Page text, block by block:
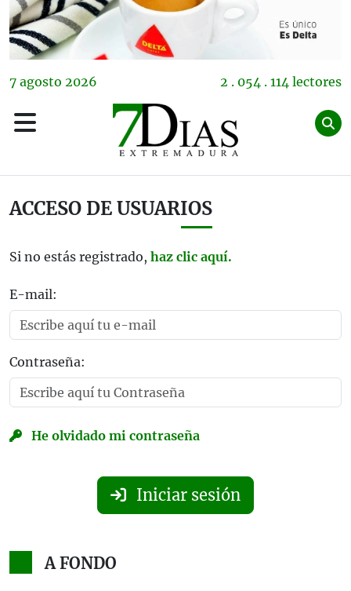
7 agosto 2026 2 . 054 . 114 lectores
ACCESO DE USUARIOS
Si no estás registrado, haz clic aquí.
E-mail:
Contraseña:
He olvidado mi contraseña
Iniciar sesión
A FONDO